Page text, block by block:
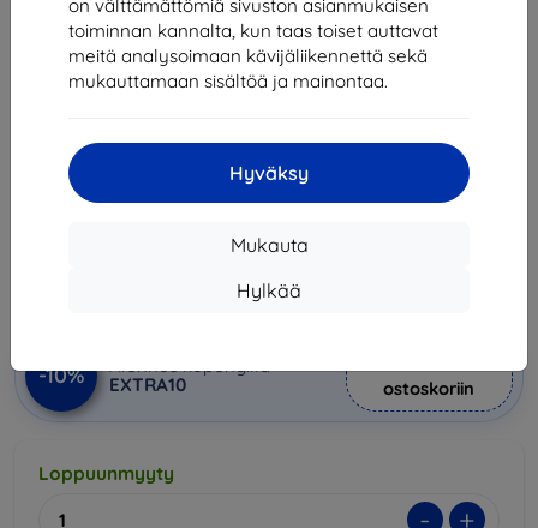
on välttämättömiä sivuston asianmukaisen
toiminnan kannalta, kun taas toiset auttavat
meitä analysoimaan kävijäliikennettä sekä
mukauttamaan sisältöä ja mainontaa.
Hyväksy
Mukauta
Hylkää
Suojakalvo SPIGEN - Samsung
Galaxy S10 Screen Protector Neo
Flex CASE FRIENDLY, 2 Pack
Samsung Galaxy S10
Kuvaus ja tekniset tiedot
-10%
Alennus kupongilla
EXTRA10
ostoskoriin
Loppuunmyyty
- +